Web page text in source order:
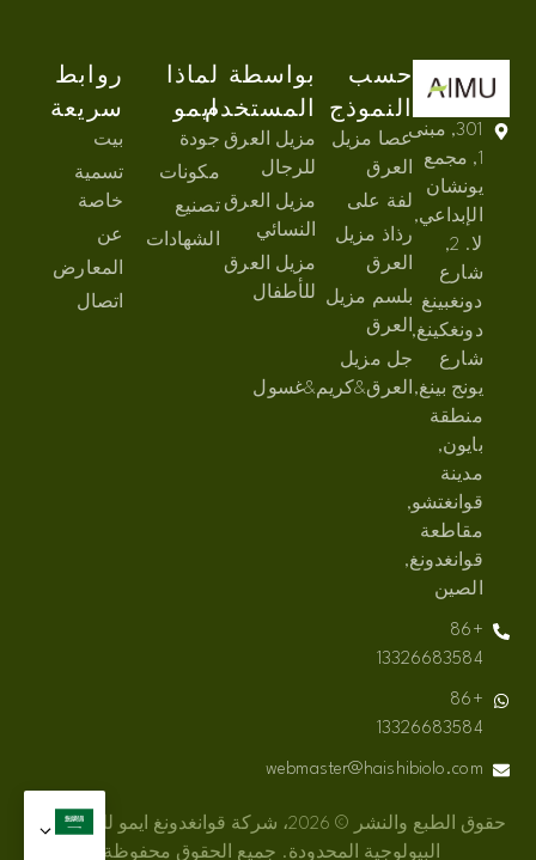
301, مبنى
1, مجمع
يونشان
الإبداعي,
لا. 2,
شارع
دونغبينغ
دونغكينغ,
شارع
يونج بينغ,
منطقة
بايون,
مدينة
قوانغتشو,
مقاطعة
قوانغدونغ,
الصين
+86
13326683584
+86
13326683584
webmaster@haishibiolo.com
حسب
النموذج
عصا مزيل
العرق
لفة على
رذاذ مزيل
العرق
بلسم مزيل
العرق
جل مزيل
العرق&كريم&غسول
بواسطة
المستخدم
مزيل العرق
للرجال
مزيل العرق
النسائي
مزيل العرق
للأطفال
لماذا
ايمو
جودة
مكونات
تصنيع
الشهادات
روابط
سريعة
بيت
تسمية
خاصة
عن
المعارض
اتصال
حقوق الطبع والنشر © 2026، شركة قوانغدونغ ايمو للتكنولوجيا
البيولوجية المحدودة. جميع الحقوق محفوظة.